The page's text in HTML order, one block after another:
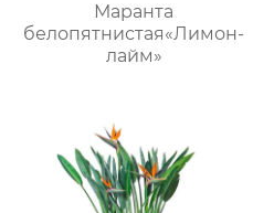
Маранта
белопятнистая«Лимон-
лайм»